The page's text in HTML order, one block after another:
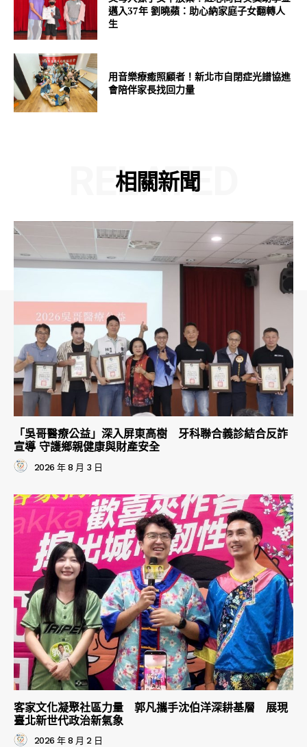
邁入37年 劉曉蘋：助心納家庭子女翻轉人
生
用音樂療癒照顧者！新北市自閉症光譜協進
會陪伴家長找回力量
相關新聞
RELATED
「吳哥醫療公益」深入屏東高樹 牙科聯合義診結合反詐
宣導 守護鄉親健康與財產安全
2026 年 8 月 3 日
客家文化凝聚社區力量 郭凡攜手沈伯洋深耕基層 展現
臺北新世代政治新氣象
2026 年 8 月 2 日